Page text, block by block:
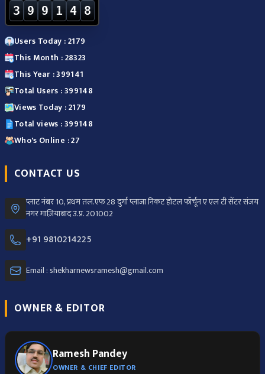
3 9 9 1 4 8
Users Today : 2179
This Month : 28323
This Year : 399141
Total Users : 399148
Views Today : 2179
Total views : 399148
Who's Online : 27
CONTACT US
प्लाट नंबर 10, प्रथम तल.एफ 28 दुर्गा प्लाजा निकट होटल फॉर्चून ए एल टी सेंटर संजय
नगर ग़ाज़ियाबाद उ.प्र. 201002
+91 9810214225
Email : shekharnewsramesh@gmail.com
OWNER & EDITOR
Ramesh Pandey
OWNER & CHIEF EDITOR